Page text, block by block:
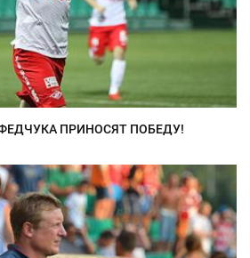
ПРИНОСЯТ ПОБЕДУ!